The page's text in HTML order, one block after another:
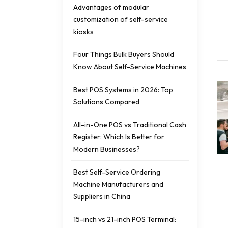
Advantages of modular
customization of self-service
kiosks
Four Things Bulk Buyers Should
Know About Self-Service Machines
Best POS Systems in 2026: Top
Solutions Compared
All-in-One POS vs Traditional Cash
Register: Which Is Better for
Modern Businesses?
Best Self-Service Ordering
Machine Manufacturers and
Suppliers in China
15-inch vs 21-inch POS Terminal: